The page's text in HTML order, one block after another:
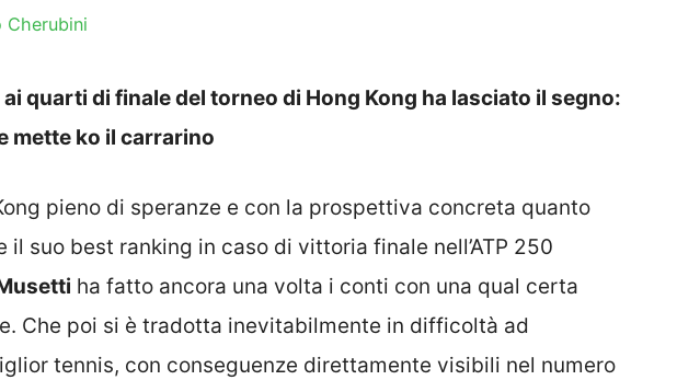
Cherubini
quarti di finale del torneo di Hong Kong ha lasciato il segno:
mette ko il carrarino
pieno di speranze e con la prospettiva concreta quanto
il suo best ranking in caso di vittoria finale nell’ATP 250
ha fatto ancora una volta i conti con una qual certa
Che poi si è tradotta inevitabilmente in difficoltà ad
tennis, con conseguenze direttamente visibili nel numero